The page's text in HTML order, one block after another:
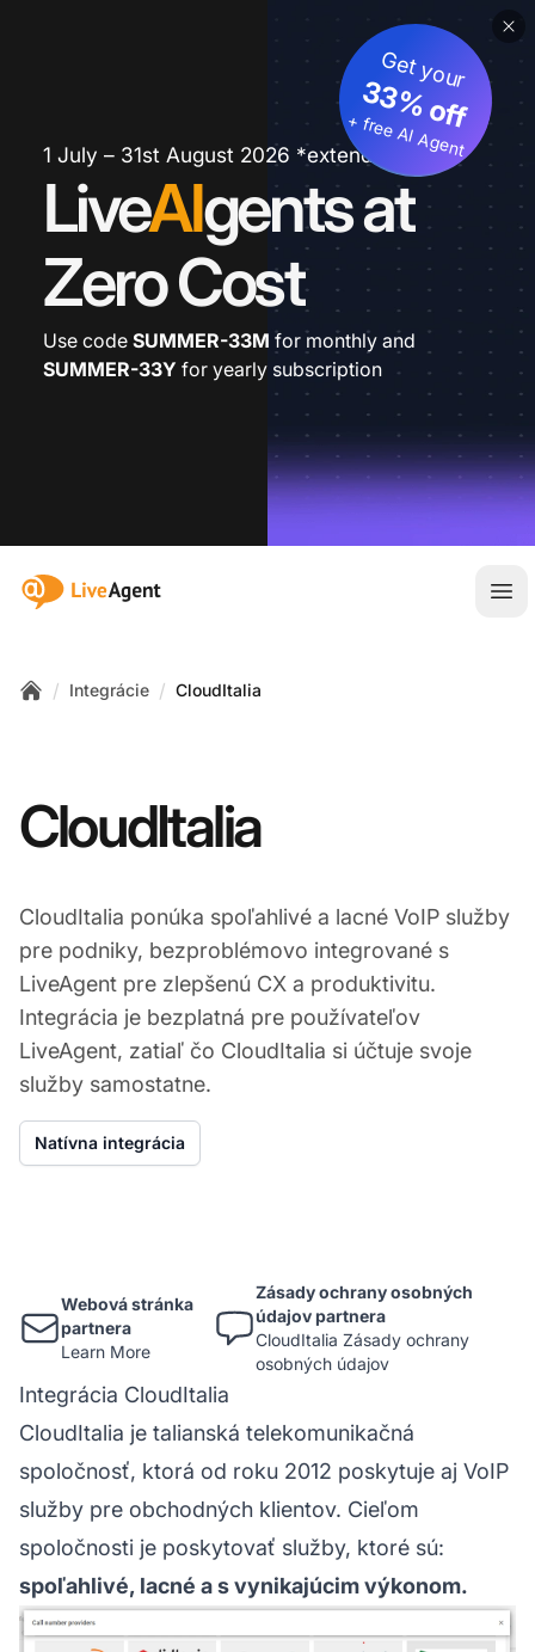
1 July – 31st August 2026 *extended
LiveAIgents at
Zero Cost
Get your
33% off
+ free AI Agent
Use code SUMMER-33M for monthly and
SUMMER-33Y for yearly subscription
:site.title
/ Integrácie / CloudItalia
CloudItalia
CloudItalia ponúka spoľahlivé a lacné VoIP služby
pre podniky, bezproblémovo integrované s
LiveAgent pre zlepšenú CX a produktivitu.
Integrácia je bezplatná pre používateľov
LiveAgent, zatiaľ čo CloudItalia si účtuje svoje
služby samostatne.
Natívna integrácia
Webová stránka
partnera
Learn More
Zásady ochrany osobných
údajov partnera
CloudItalia Zásady ochrany
osobných údajov
Integrácia CloudItalia
CloudItalia je talianská telekomunikačná
spoločnosť, ktorá od roku 2012 poskytuje aj VoIP
služby pre obchodných klientov. Cieľom
spoločnosti je poskytovať služby, ktoré sú:
spoľahlivé, lacné a s vynikajúcim výkonom.